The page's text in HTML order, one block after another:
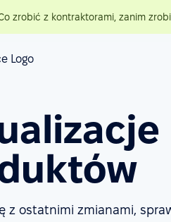
zrobić z kontraktorami, zanim
z ostatnimi zmianami,